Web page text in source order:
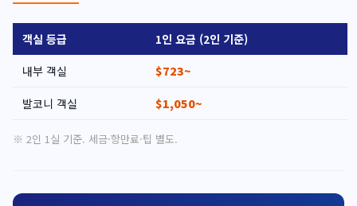
객실 등급
1인 요금 (2인 기준)
내부 객실
$723~
발코니 객실 $1,050~
※ 2인 1실 기준. 세금·항만료·팁 별도.